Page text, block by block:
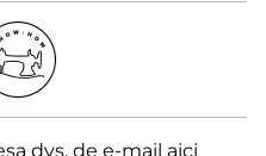
dvs. de e-mail aici